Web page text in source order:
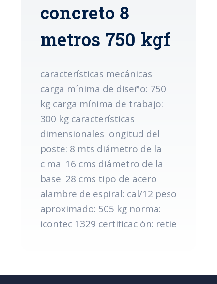
concreto 8
metros 750 kgf
características mecánicas
carga mínima de diseño: 750
kg carga mínima de trabajo:
300 kg características
dimensionales longitud del
poste: 8 mts diámetro de la
cima: 16 cms diámetro de la
base: 28 cms tipo de acero
alambre de espiral: cal/12 peso
aproximado: 505 kg norma:
icontec 1329 certificación: retie